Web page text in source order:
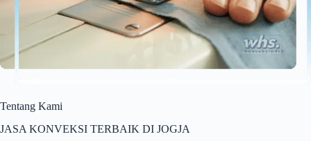
Tentang Kami
JASA KONVEKSI TERBAIK DI JOGJA